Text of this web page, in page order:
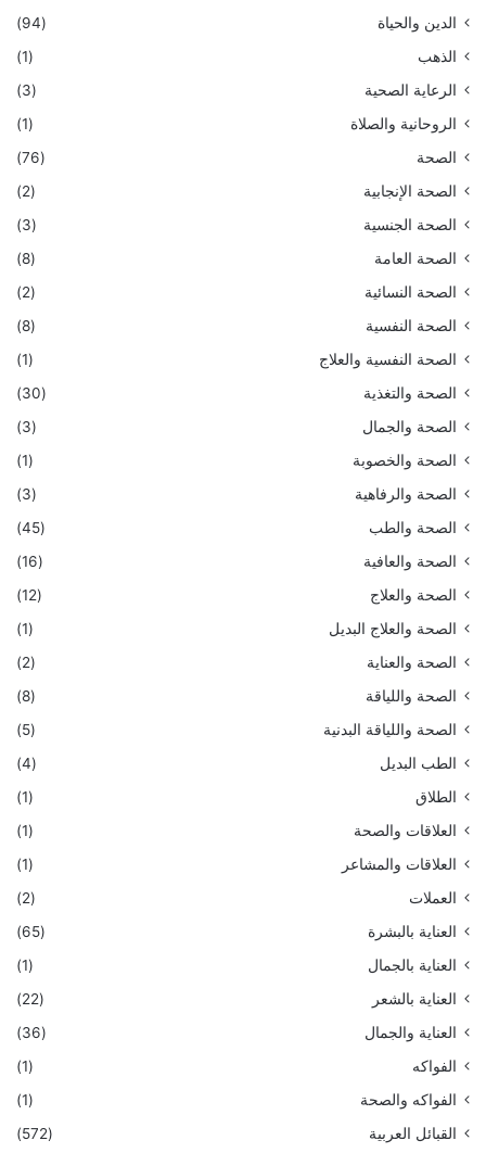
الدين والحياة
(94)
الذهب
(1)
الرعاية الصحية
(3)
الروحانية والصلاة
(1)
الصحة
(76)
الصحة الإنجابية
(2)
الصحة الجنسية
(3)
الصحة العامة
(8)
الصحة النسائية
(2)
الصحة النفسية
(8)
الصحة النفسية والعلاج
(1)
الصحة والتغذية
(30)
الصحة والجمال
(3)
الصحة والخصوبة
(1)
الصحة والرفاهية
(3)
الصحة والطب
(45)
الصحة والعافية
(16)
الصحة والعلاج
(12)
الصحة والعلاج البديل
(1)
الصحة والعناية
(2)
الصحة واللياقة
(8)
الصحة واللياقة البدنية
(5)
الطب البديل
(4)
الطلاق
(1)
العلاقات والصحة
(1)
العلاقات والمشاعر
(1)
العملات
(2)
العناية بالبشرة
(65)
العناية بالجمال
(1)
العناية بالشعر
(22)
العناية والجمال
(36)
الفواكه
(1)
الفواكه والصحة
(1)
القبائل العربية
(572)